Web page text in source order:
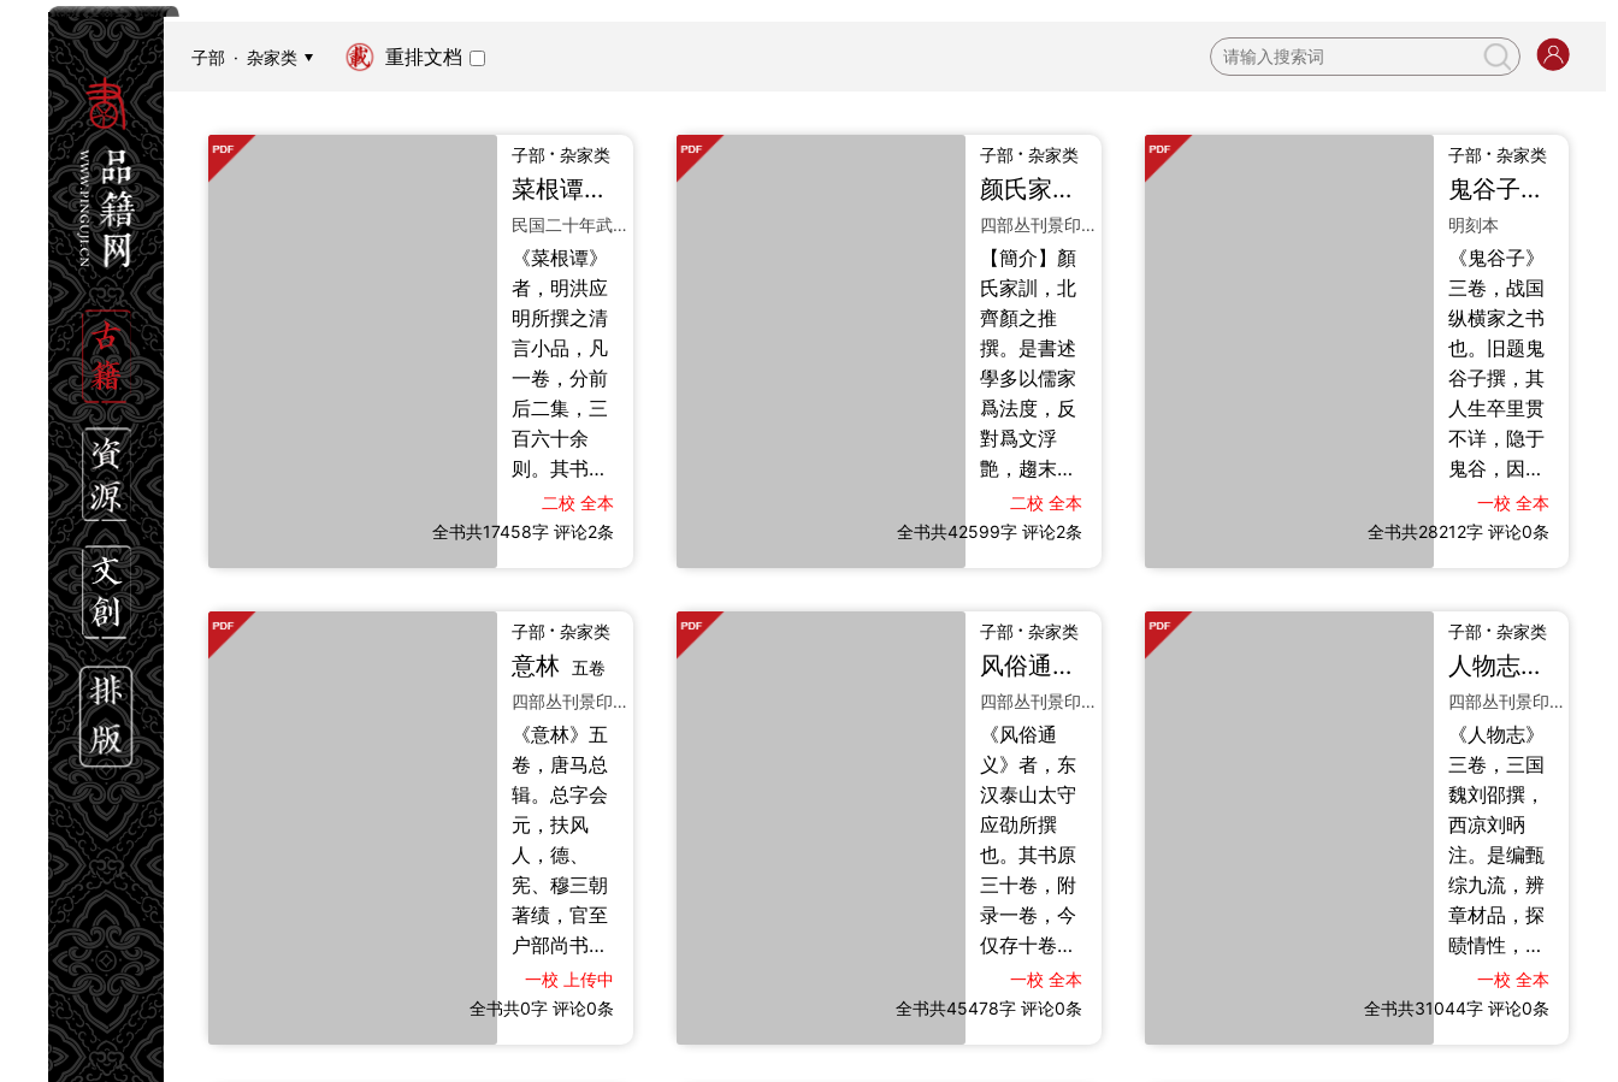
子部 · 杂家类 重排文档
子部 · 杂家类
菜根谭一卷
民国二十年武进陶氏印本
《菜根谭》
者，明洪应
明所撰之清
言小品，凡
一卷，分前
后二集，三
百六十余
则。其书熔
儒之中庸、
道之无为、
世之方，陈
修己之要，
味淡而理
长。书名
取“咬得菜
根，则百事
可做”之义，
旨在于简素
中见真味，
于困顿中砺
心志，为晚
明语录体修
身哲学之杰
作。【编
二校 全本
全书共17458字 评论2条
子部 · 杂家类
颜氏家训
四部丛刊景印明辽阳傅氏刻本
【簡介】顏
氏家訓，北
齊顏之推
撰。是書述
學多以儒家
爲法度，反
對爲文浮
艶，趨末棄
本，「文章
當以理致爲
義爲皮膚，
華麗爲冠
冕。」特重
士人修養，
文藝品第。
他如音韻字
訓、典故考
證、世風人
情，無不論
及，足資參
證補史。其
述修身治家
之法，辨正
時俗之謬，
二校 全本
全书共42599字 评论2条
子部 · 杂家类
鬼谷子三卷
明刻本
《鬼谷子》
三卷，战国
纵横家之书
也。旧题鬼
谷子撰，其
人生卒里贯
不详，隐于
鬼谷，因以
自号。是书
主言捭阖、
术，为纵横
游说之宗。
原本十四
篇，今存十
二篇，佚
《转丸》
《胠乱》二
篇。《汉书·
艺文志》不
载，《隋书·
经籍志》始
著录三卷。
明李言恭校
刘向注本传
一校 全本
全书共28212字评论0条
子部 · 杂家类
意林 五卷
四部丛刊景印武英殿聚珍版木活字印本
《意林》五
卷，唐马总
辑。总字会
元，扶风
人，德、
宪、穆三朝
著绩，官至
户部尚书。
是编摘录周
秦以来诸子
一校
上传中
全书共0字 评论0条
子部 · 杂家类
风俗通义
四部丛刊景印元大德间刻本
《风俗通
义》者，东
汉泰山太守
应劭所撰
也。其书原
三十卷，附
录一卷，今
仅存十卷，
凡十篇、百
三十九目。
一校 全本
全书共45478字 评论0条
子部 · 杂家类
人物志三卷
四部丛刊景印明正德刻本
《人物志》
三卷，三国
魏刘邵撰，
西凉刘昞
注。是编甄
综九流，辨
章材品，探
赜情性，分
别流品，凡
十二篇，实
一校 全本
全书共31044字评论0条